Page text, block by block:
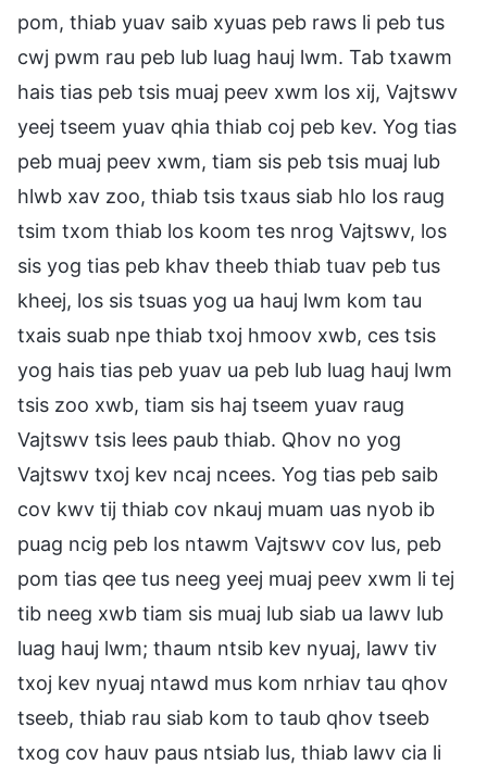
pom, thiab yuav saib xyuas peb raws li peb tus
cwj pwm rau peb lub luag hauj lwm. Tab txawm
hais tias peb tsis muaj peev xwm los xij, Vajtswv
yeej tseem yuav qhia thiab coj peb kev. Yog tias
peb muaj peev xwm, tiam sis peb tsis muaj lub
hlwb xav zoo, thiab tsis txaus siab hlo los raug
tsim txom thiab los koom tes nrog Vajtswv, los
sis yog tias peb khav theeb thiab tuav peb tus
kheej, los sis tsuas yog ua hauj lwm kom tau
txais suab npe thiab txoj hmoov xwb, ces tsis
yog hais tias peb yuav ua peb lub luag hauj lwm
tsis zoo xwb, tiam sis haj tseem yuav raug
Vajtswv tsis lees paub thiab. Qhov no yog
Vajtswv txoj kev ncaj ncees. Yog tias peb saib
cov kwv tij thiab cov nkauj muam uas nyob ib
puag ncig peb los ntawm Vajtswv cov lus, peb
pom tias qee tus neeg yeej muaj peev xwm li tej
tib neeg xwb tiam sis muaj lub siab ua lawv lub
luag hauj lwm; thaum ntsib kev nyuaj, lawv tiv
txoj kev nyuaj ntawd mus kom nrhiav tau qhov
tseeb, thiab rau siab kom to taub qhov tseeb
txog cov hauv paus ntsiab lus, thiab lawv cia li